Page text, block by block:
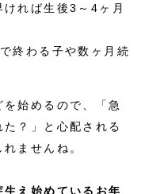
れば生後3～4ヶ月
終わる子や数ヶ月続
始めるので、「急
？」と心配される
ませんね。
え始めているお年